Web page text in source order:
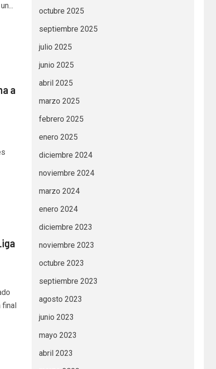
a
final
octubre 2025
septiembre 2025
julio 2025
junio 2025
abril 2025
marzo 2025
febrero 2025
enero 2025
diciembre 2024
noviembre 2024
marzo 2024
enero 2024
diciembre 2023
noviembre 2023
octubre 2023
septiembre 2023
agosto 2023
junio 2023
mayo 2023
abril 2023